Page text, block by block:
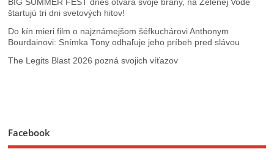
BIG SUMMER FEST dnes otvára svoje brány, na Zelenej Vode
štartujú tri dni svetových hitov!
Do kín mieri film o najznámejšom šéfkuchárovi Anthonym
Bourdainovi: Snímka Tony odhaľuje jeho príbeh pred slávou
The Legits Blast 2026 pozná svojich víťazov
Facebook